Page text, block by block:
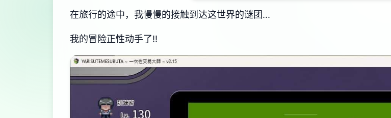
在旅行的途中，我慢慢的接触到达这世界的谜团...
我的冒险正性动手了!!